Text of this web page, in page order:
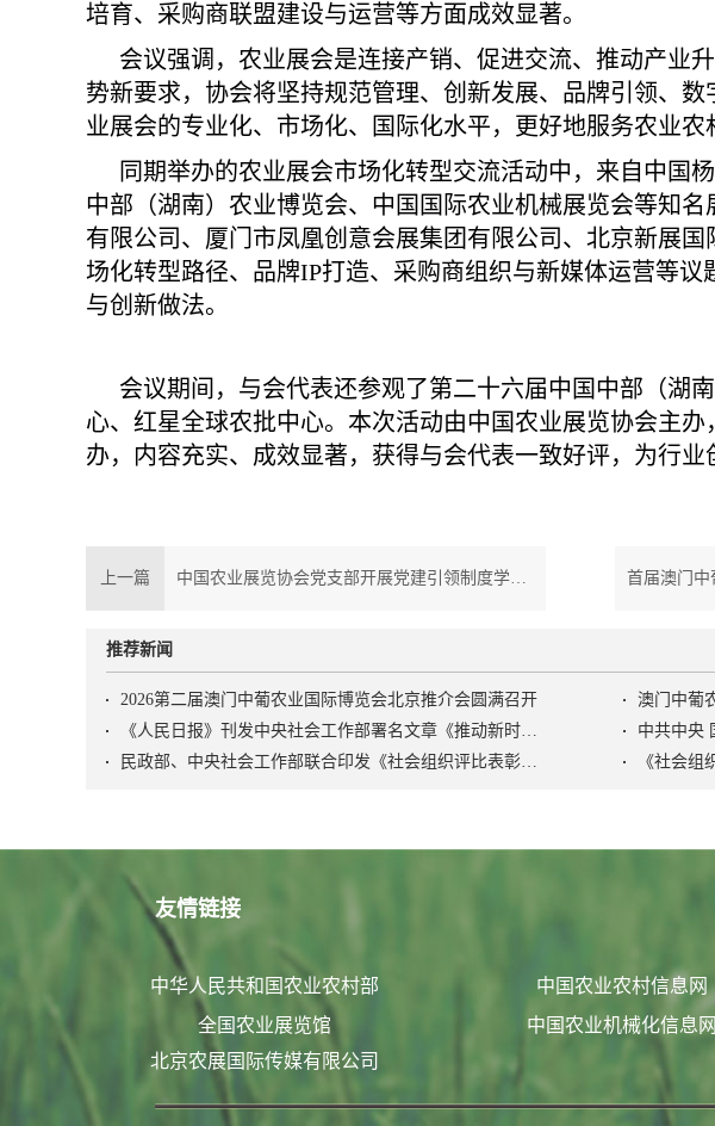
培育、采购商联盟建设与运营等方面成效显著。
会议强调，农业展会是连接产销、促进交流、推动产业
势新要求，协会将坚持规范管理、创新发展、品牌引领、
业展会的专业化、市场化、国际化水平，更好地服务农业农
同期举办的农业展会市场化转型交流活动中，来自中国
中部（湖南）农业博览会、中国国际农业机械展览会等知
有限公司、厦门市凤凰创意会展集团有限公司、北京新展
场化转型路径、品牌IP打造、采购商组织与新媒体运营等
与创新做法。
会议期间，与会代表还参观了第二十六届中国中部（湖
心、红星全球农批中心。本次活动由中国农业展览协会主
办，内容充实、成效显著，获得与会代表一致好评，为行业
上一篇 中国农业展览协会党支部开展党建引领制度学习系列活动
推荐新闻
2026第二届澳门中葡农业国际博览会北京推介会圆满召开
澳门中葡
《人民日报》刊发中央社会工作部署名文章《推动新时代社会工作高质量发展 坚定不移走中国特色社会主义社会治理之路》
民政部、中央社会工作部联合印发《社会组织评比表彰活动管理办法》
《社会组
友情链接
中华人民共和国农业农村部
全国农业展览馆
北京农展国际传媒有限公司
中国农业农村信息网
中国农业机械化信息网